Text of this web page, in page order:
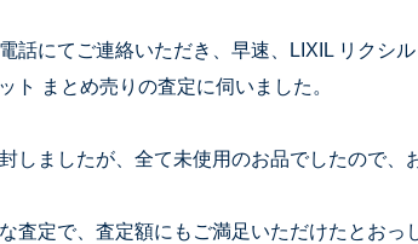
話にてご連絡いただき、早速、LIXIL リクシ
ト まとめ売りの査定に伺いました。
しましたが、全て未使用のお品でしたので、
査定で、査定額にもご満足いただけたとおっ